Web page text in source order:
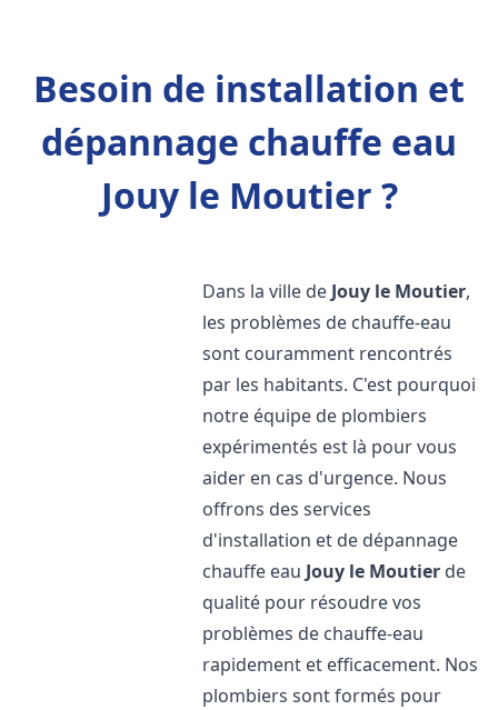
Besoin de installation et
dépannage chauffe eau
Jouy le Moutier ?
Dans la ville de Jouy le Moutier,
les problèmes de chauffe-eau
sont couramment rencontrés
par les habitants. C'est pourquoi
notre équipe de plombiers
expérimentés est là pour vous
aider en cas d'urgence. Nous
offrons des services
d'installation et de dépannage
chauffe eau Jouy le Moutier de
qualité pour résoudre vos
problèmes de chauffe-eau
rapidement et efficacement. Nos
plombiers sont formés pour